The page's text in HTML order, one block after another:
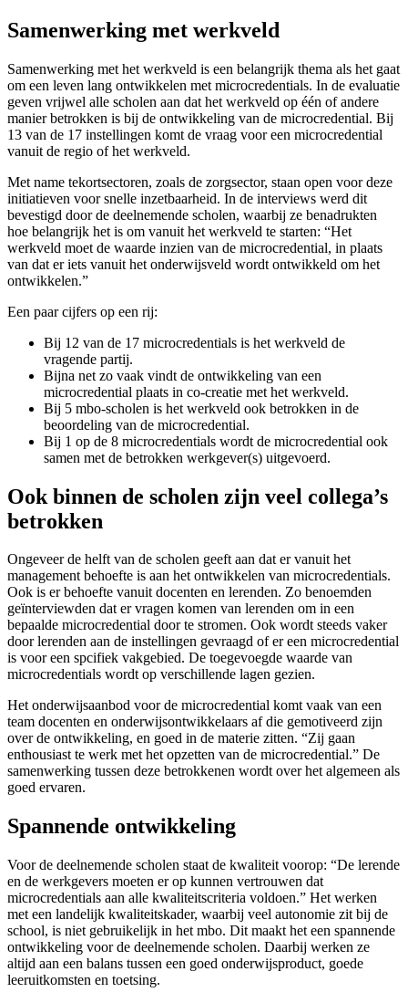
Samenwerking met werkveld
Samenwerking met het werkveld is een belangrijk thema als het gaat
om een leven lang ontwikkelen met microcredentials. In de evaluatie
geven vrijwel alle scholen aan dat het werkveld op één of andere
manier betrokken is bij de ontwikkeling van de microcredential. Bij
13 van de 17 instellingen komt de vraag voor een microcredential
vanuit de regio of het werkveld.
Met name tekortsectoren, zoals de zorgsector, staan open voor deze
initiatieven voor snelle inzetbaarheid. In de interviews werd dit
bevestigd door de deelnemende scholen, waarbij ze benadrukten
hoe belangrijk het is om vanuit het werkveld te starten: “Het
werkveld moet de waarde inzien van de microcredential, in plaats
van dat er iets vanuit het onderwijsveld wordt ontwikkeld om het
ontwikkelen.”
Een paar cijfers op een rij:
Bij 12 van de 17 microcredentials is het werkveld de
vragende partij.
Bijna net zo vaak vindt de ontwikkeling van een
microcredential plaats in co-creatie met het werkveld.
Bij 5 mbo-scholen is het werkveld ook betrokken in de
beoordeling van de microcredential.
Bij 1 op de 8 microcredentials wordt de microcredential ook
samen met de betrokken werkgever(s) uitgevoerd.
Ook binnen de scholen zijn veel collega’s
betrokken
Ongeveer de helft van de scholen geeft aan dat er vanuit het
management behoefte is aan het ontwikkelen van microcredentials.
Ook is er behoefte vanuit docenten en lerenden. Zo benoemden
geïnterviewden dat er vragen komen van lerenden om in een
bepaalde microcredential door te stromen. Ook wordt steeds vaker
door lerenden aan de instellingen gevraagd of er een microcredential
is voor een spcifiek vakgebied. De toegevoegde waarde van
microcredentials wordt op verschillende lagen gezien.
Het onderwijsaanbod voor de microcredential komt vaak van een
team docenten en onderwijsontwikkelaars af die gemotiveerd zijn
over de ontwikkeling, en goed in de materie zitten. “Zij gaan
enthousiast te werk met het opzetten van de microcredential.” De
samenwerking tussen deze betrokkenen wordt over het algemeen als
goed ervaren.
Spannende ontwikkeling
Voor de deelnemende scholen staat de kwaliteit voorop: “De lerende
en de werkgevers moeten er op kunnen vertrouwen dat
microcredentials aan alle kwaliteitscriteria voldoen.” Het werken
met een landelijk kwaliteitskader, waarbij veel autonomie zit bij de
school, is niet gebruikelijk in het mbo. Dit maakt het een spannende
ontwikkeling voor de deelnemende scholen. Daarbij werken ze
altijd aan een balans tussen een goed onderwijsproduct, goede
leeruitkomsten en toetsing.